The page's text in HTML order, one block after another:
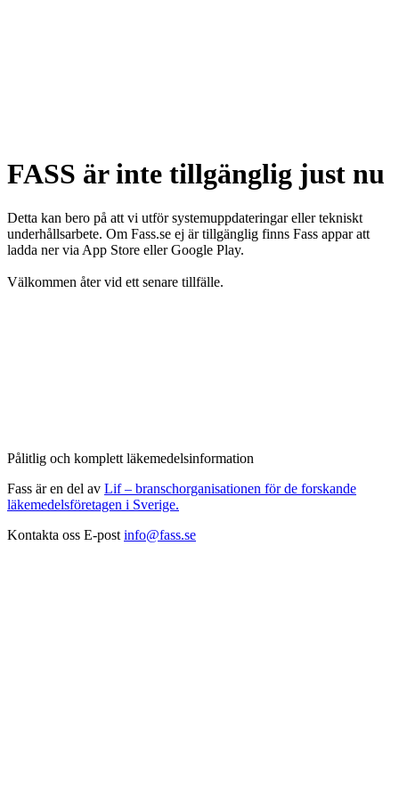
FASS är inte tillgänglig just nu
Detta kan bero på att vi utför systemuppdateringar eller tekniskt
underhållsarbete. Om Fass.se ej är tillgänglig finns Fass appar att
ladda ner via App Store eller Google Play.
Välkommen åter vid ett senare tillfälle.
Pålitlig och komplett läkemedelsinformation
Fass är en del av Lif – branschorganisationen för de forskande
läkemedelsföretagen i Sverige.
Kontakta oss E-post info@fass.se